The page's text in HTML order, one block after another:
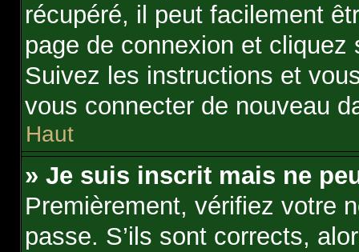
récupéré, il peut facilement
page de connexion et
Suivez les instructions et
vous connecter de nouveau
Haut
» Je suis inscrit mais ne
Premièrement, vérifiez votre
passe. S’ils sont corrects,